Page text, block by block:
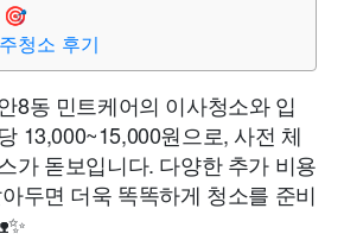
🎯
청소 후기
8동 민트케어의 이사청소와 입
13,000~15,000원으로, 사전 체
가 돋보입니다. 다양한 추가 비용
두면 더욱 똑똑하게 청소를 준비